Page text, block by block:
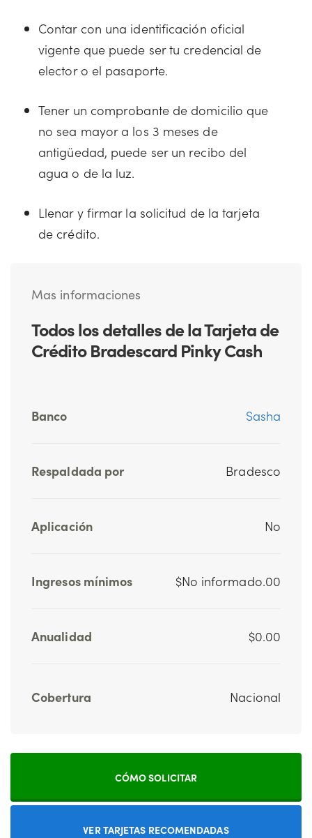
Contar con una identificación oficial
vigente que puede ser tu credencial de
elector o el pasaporte.
Tener un comprobante de domicilio que
no sea mayor a los 3 meses de
antigüedad, puede ser un recibo del
agua o de la luz.
Llenar y firmar la solicitud de la tarjeta
de crédito.
Mas informaciones
Todos los detalles de la Tarjeta de
Crédito Bradescard Pinky Cash
Banco Sasha
Respaldada por Bradesco
Aplicación No
Ingresos mínimos $No informado.00
Anualidad $0.00
Cobertura Nacional
CÓMO SOLICITAR
VER TARJETAS RECOMENDADAS